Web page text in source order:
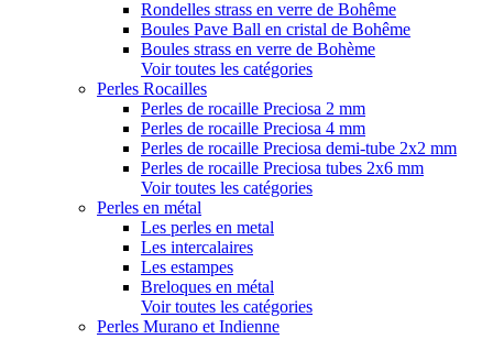
Rondelles strass en verre de Bohême
Boules Pave Ball en cristal de Bohême
Boules strass en verre de Bohème
Voir toutes les catégories
Perles Rocailles
Perles de rocaille Preciosa 2 mm
Perles de rocaille Preciosa 4 mm
Perles de rocaille Preciosa demi-tube 2x2 mm
Perles de rocaille Preciosa tubes 2x6 mm
Voir toutes les catégories
Perles en métal
Les perles en metal
Les intercalaires
Les estampes
Breloques en métal
Voir toutes les catégories
Perles Murano et Indienne